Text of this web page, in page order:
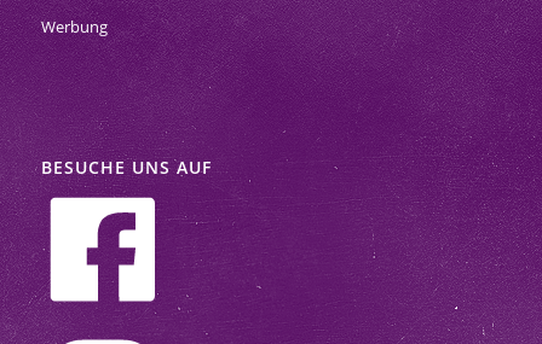
Werbung
BESUCHE UNS AUF